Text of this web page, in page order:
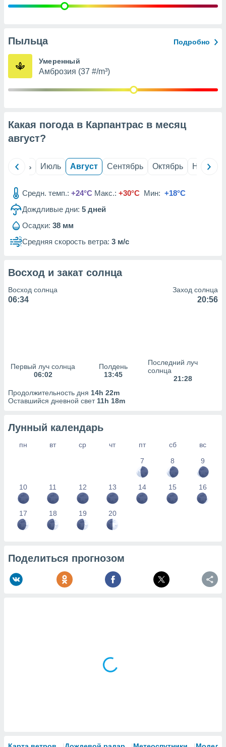
данных
рекламы
сведения
наших 1199
Пыльца Подробно
Умеренный
Амброзия (37 #/m³)
Какая погода в Карпантрас в месяц
август?
Июнь Июль Август Сентябрь Октябрь Ноябрь
Средн. темп.: +24°C Макс.: +30°C Мин: +18°C
Дождливые дни: 5 дней
Осадки: 38 мм
Средняя скорость ветра: 3 м/с
Восход и закат солнца
Восход солнца
06:34
Заход солнца
20:56
Первый луч солнца
06:02
Полдень
13:45
Последний луч
солнца
21:28
Продолжительность дня 14h 22m
Оставшийся дневной свет 11h 18m
Лунный календарь
пн вт ср чт пт сб
вс
7
8 9
10 11 12 13 14 15 16
17 18 19 20
Поделиться прогнозом